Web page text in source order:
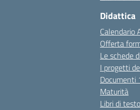
Didattica
Calendario
Offerta
Le schede
I progetti
Documenti
Maturità
Libri di